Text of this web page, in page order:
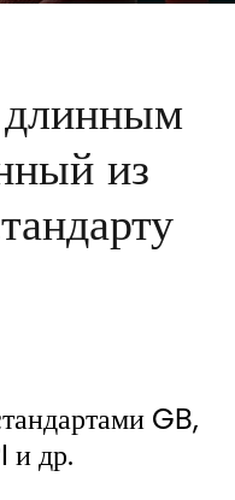
из
GB,
и др.